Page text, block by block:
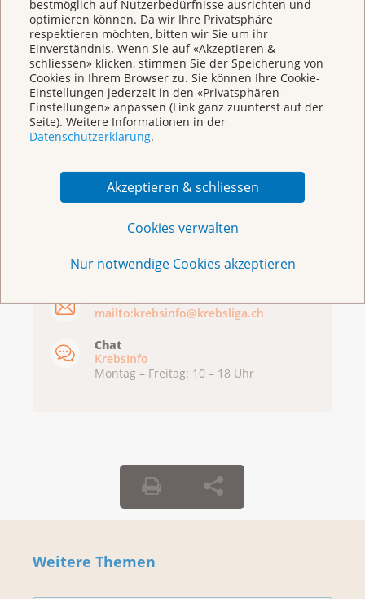
bestmöglich auf Nutzerbedürfnisse ausrichten und
optimieren können. Da wir Ihre Privatsphäre
respektieren möchten, bitten wir Sie um ihr
Einverständnis. Wenn Sie auf «Akzeptieren &
schliessen» klicken, stimmen Sie der Speicherung von
Cookies in Ihrem Browser zu. Sie können Ihre Cookie-
Einstellungen jederzeit in den «Privatsphären-
Einstellungen» anpassen (Link ganz zuunterst auf der
Seite). Weitere Informationen in der
Datenschutzerklärung.
Akzeptieren & schliessen
Cookies verwalten
Nur notwendige Cookies akzeptieren
Broschüren/Shop
0800 11 88 11
Montag – Freitag: 10 – 18 Uhr
mailto:krebsinfo@krebsliga.ch
Chat
KrebsInfo
Montag – Freitag: 10 – 18 Uhr
Weitere Themen